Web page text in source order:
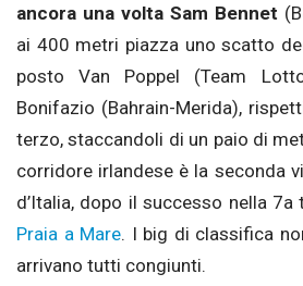
ancora una volta Sam Bennet
ai 400 metri piazza uno scatto
posto Van Poppel (Team
Bonifazio (Bahrain-Merida),
terzo, staccandoli di un paio di
corridore irlandese è la seconda
d’Italia, dopo il successo nella 7a
Praia a Mare. I big di classifica
arrivano tutti congiunti.